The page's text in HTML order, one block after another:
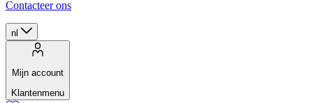
Contacteer ons
nl
Mijn account
Klantenmenu